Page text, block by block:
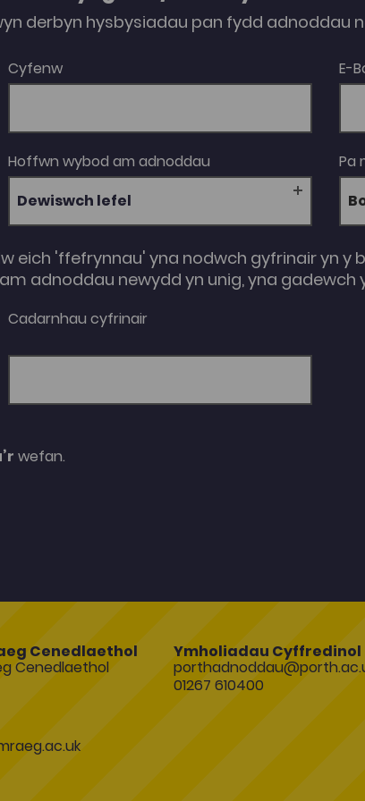
Porth Adnoddau. Cystadleuaeth Posteri
Dylai’r poster fynegi syniad gwyddonol trwy
sydd eisoes wedi cael ei greu yn barod fel
rhan o fodiwl. Bydd dwy gystadleuaeth
poster; un i fyfyrwyr israddedig ac un i
derbyn hysbysiadau pan fydd adnoddau
Cyfenw E-
Hoffwn wybod am adnoddau
Dewiswch lefel
Pa
eich 'ffefrynnau' yna nodwch gyfrinair yn y
adnoddau newydd yn unig, yna gadewch
Cadarnhau cyfrinair
wefan.
Cenedlaethol
Cenedlaethol
Ymholiadau Cyffredinol
01267 610400